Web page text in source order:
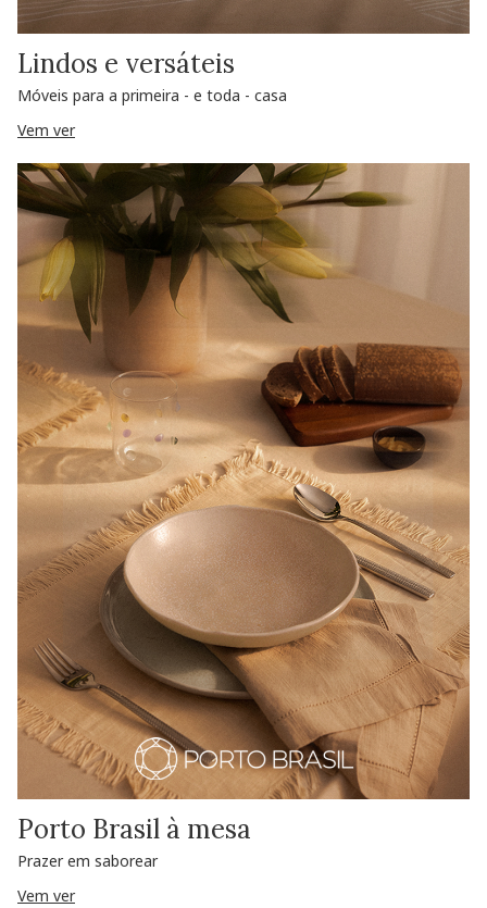
Lindos e versáteis
Móveis para a primeira - e toda - casa
Vem ver
Porto Brasil à mesa
Prazer em saborear
Vem ver